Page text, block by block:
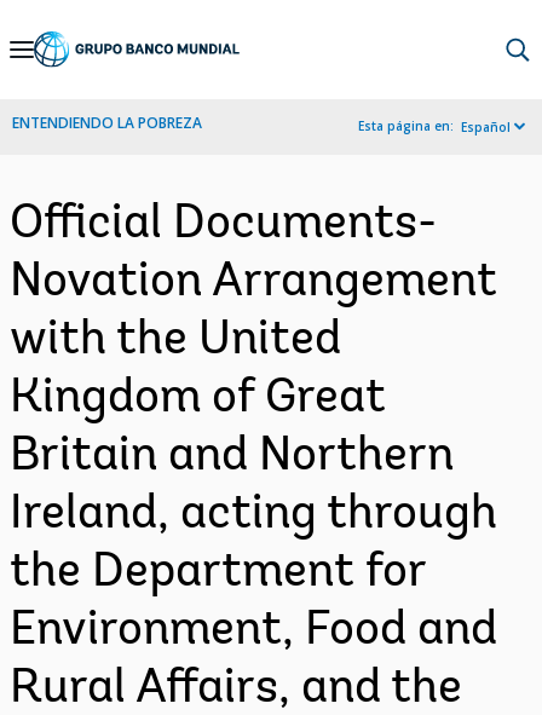
Skip
Navigation
ENTENDIENDO LA POBREZA Esta página en: Español
Official Documents-
Novation Arrangement
with the United
Kingdom of Great
Britain and Northern
Ireland, acting through
the Department for
Environment, Food and
Rural Affairs, and the